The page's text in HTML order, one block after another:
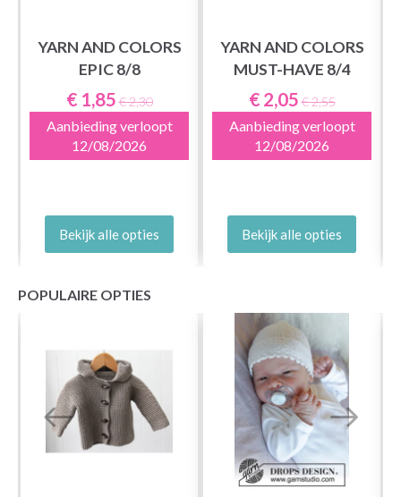
YARN AND COLORS
EPIC 8/8
€ 1,85 € 2,30
Aanbieding verloopt
12/08/2026
Bekijk alle opties
YARN AND COLORS
MUST-HAVE 8/4
€ 2,05 € 2,55
Aanbieding verloopt
12/08/2026
Bekijk alle opties
POPULAIRE OPTIES